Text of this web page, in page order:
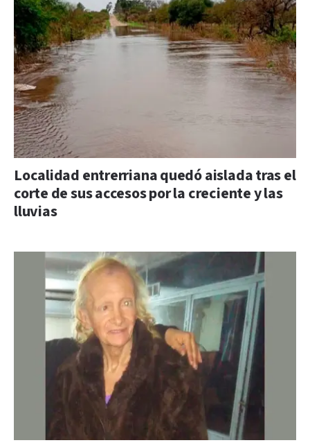
Localidad entrerriana quedó aislada tras el
corte de sus accesos por la creciente y las
lluvias